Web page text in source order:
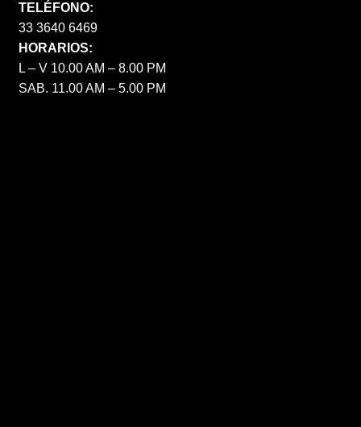
TELÉFONO:
33 3640 6469
HORARIOS:
L – V 10.00 AM – 8.00 PM
SAB. 11.00 AM – 5.00 PM